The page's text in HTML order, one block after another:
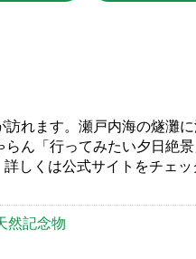
れます。瀬戸内海の燧灘
ん「行ってみたい夕日絶
しくは公式サイトをチェッ
然記念物